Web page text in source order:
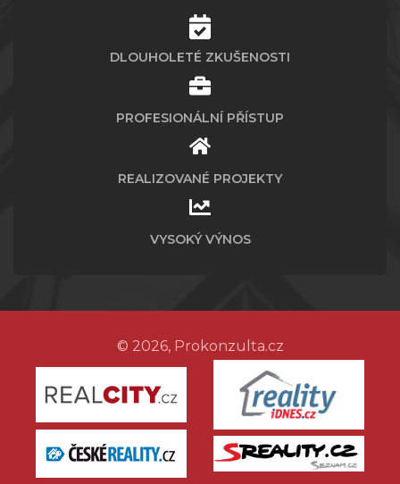
DLOUHOLETÉ ZKUŠENOSTI
PROFESIONÁLNÍ PŘÍSTUP
REALIZOVANÉ PROJEKTY
VYSOKÝ VÝNOS
© 2026, Prokonzulta.cz